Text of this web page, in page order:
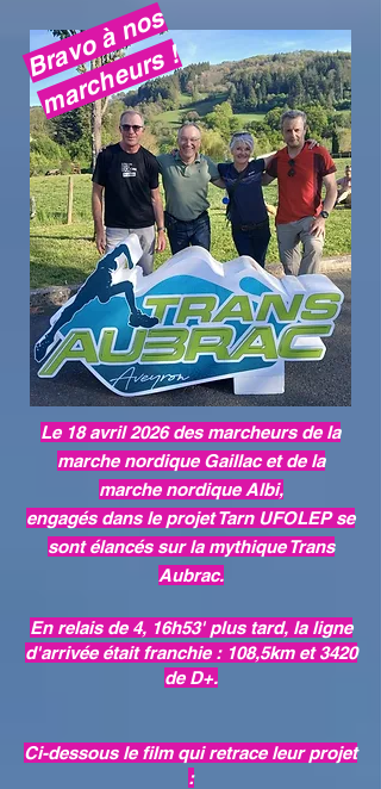
B
r
a
v
o
à
n
o
s
m
a
r
c
h
e
u
r
s
!
Le 18 avril 2026 des marcheurs de la
marche nordique Gaillac et de la
marche nordique Albi,
engagés dans le projet Tarn UFOLEP se
sont élancés sur la mythique Trans
Aubrac.
En relais de 4, 16h53' plus tard, la ligne
d'arrivée était franchie : 108,5km et 3420
de D+.
Ci-dessous le film qui retrace leur projet
: